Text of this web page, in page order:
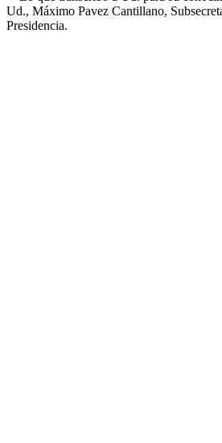
Ud., Máximo Pavez Cantillano,
Presidencia.